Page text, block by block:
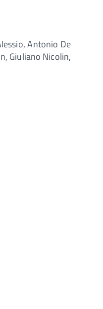
Antonio De
Giuliano Nicolin,